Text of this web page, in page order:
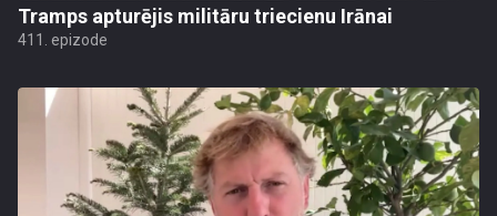
Tramps apturējis militāru triecienu Irānai
411. epizode